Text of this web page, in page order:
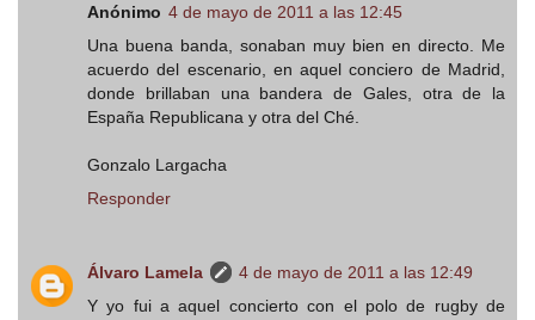
Anónimo 4 de mayo de 2011 a las 12:45
Una buena banda, sonaban muy bien en directo. Me
acuerdo del escenario, en aquel conciero de Madrid,
donde brillaban una bandera de Gales, otra de la
España Republicana y otra del Ché.
Gonzalo Largacha
Responder
Álvaro Lamela
4 de mayo de 2011 a las 12:49
Y yo fui a aquel concierto con el polo de rugby de